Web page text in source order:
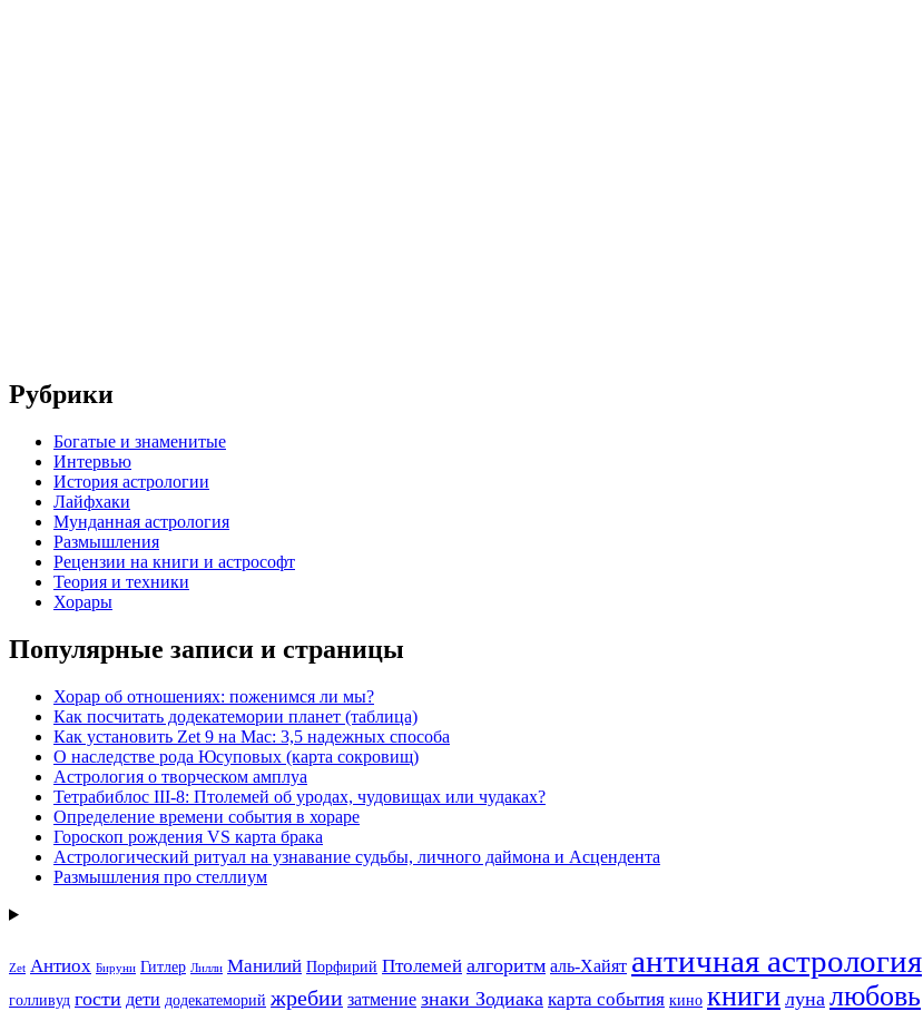
Рубрики
Богатые и знаменитые
Интервью
История астрологии
Лайфхаки
Мунданная астрология
Размышления
Рецензии на книги и астрософт
Теория и техники
Хорары
Популярные записи и страницы
Хорар об отношениях: поженимся ли мы?
Как посчитать додекатемории планет (таблица)
Как установить Zet 9 на Mac: 3,5 надежных способа
О наследстве рода Юсуповых (карта сокровищ)
Астрология о творческом амплуа
Тетрабиблос III-8: Птолемей об уродах, чудовищах или чудаках?
Определение времени события в хораре
Гороскоп рождения VS карта брака
Астрологический ритуал на узнавание судьбы, личного даймона и Асцендента
Размышления про стеллиум
Zet Антиох Бируни Гитлер Лилли Манилий Порфирий Птолемей алгоритм аль-Хайят античная астрология
голливуд гости дети додекатеморий жребии затмение знаки Зодиака карта события кино книги луна любовь